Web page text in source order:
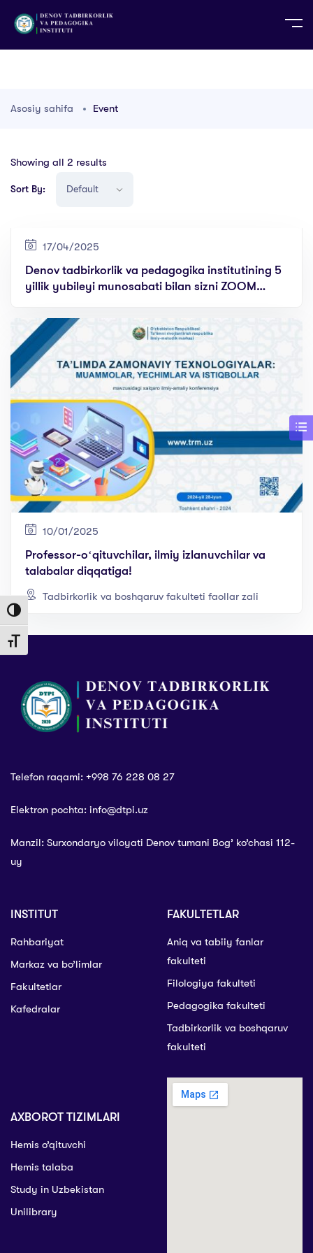
Toggle High Contrast
Toggle Font size
TG TR
Asosiy sahifa Event
Showing all 2 results
Sort By:
17/04/2025
Denov tadbirkorlik va pedagogika institutining 5
yillik yubileyi munosabati bilan sizni ZOOM
KONFERENSIYAga taklif qilamiz!
10/01/2025
Professor-oʻqituvchilar, ilmiy izlanuvchilar va
talabalar diqqatiga!
Tadbirkorlik va boshqaruv fakulteti faollar zali
Telefon raqami: +998 76 228 08 27
Elektron pochta: info@dtpi.uz
Manzil: Surxondaryo viloyati Denov tumani Bog’ ko’chasi 112-
uy
INSTITUT
Rahbariyat
Markaz va bo’limlar
Fakultetlar
Kafedralar
FAKULTETLAR
Aniq va tabiiy fanlar
fakulteti
Filologiya fakulteti
Pedagogika fakulteti
Tadbirkorlik va boshqaruv
fakulteti
AXBOROT TIZIMLARI
Hemis o’qituvchi
Hemis talaba
Study in Uzbekistan
Unilibrary